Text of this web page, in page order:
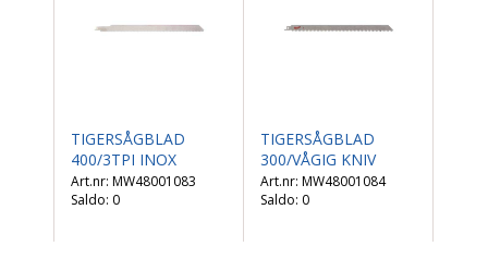
TIGERSÅGBLAD
400/3TPI INOX
MW48001083
Saldo: 0
TIGERSÅGBLAD
300/VÅGIG KNIV
MW48001084
Saldo: 0